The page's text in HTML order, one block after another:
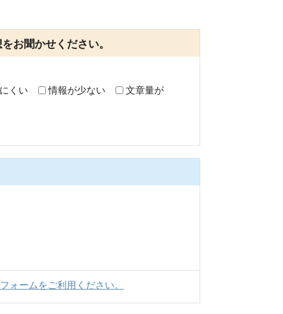
お聞かせください。
くい 情報が少ない
文章量が
ォームをご利用ください。